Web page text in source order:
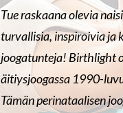
Tue raskaana olevia
turvallisia, inspiroivia ja
joogatunteja! Birthlight
äitiysjoogassa 1990-
Tämän perinataalisen